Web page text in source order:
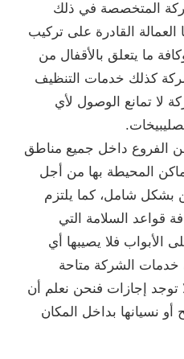
المتخصصة في ذلك
العمالة القادرة على تركيب
ما يتعلق بالأقفال من
كذلك خدمات التنظيف
لا تمانع الوصول لأي
الفروع داخل جميع مناطق
المحيطة بها من أجل
بشكل شامل، كما يلتزم
قواعد السلامة التي
الأبواب فلا يصيبها أي
الشركة متاحة
توجد إجازات فنحن نعلم أن
نسيانها بداخل المكان